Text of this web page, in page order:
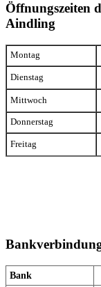
Öffnungszeiten
Aindling
Montag
Dienstag
Mittwoch
Donnerstag
Freitag
Bank